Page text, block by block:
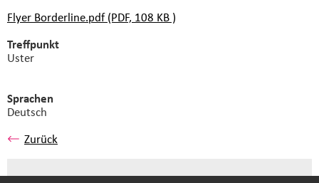
Flyer Borderline.pdf (PDF, 108 KB )
Treffpunkt
Uster
Sprachen
Deutsch
Zurück